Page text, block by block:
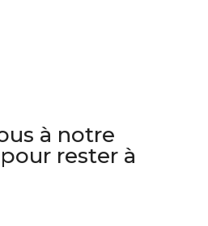
à notre
rester à